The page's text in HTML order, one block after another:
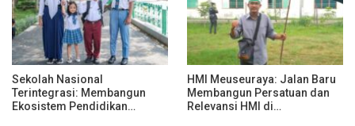
Sekolah Nasional
Terintegrasi: Membangun
Ekosistem Pendidikan…
HMI Meuseuraya: Jalan Baru
Membangun Persatuan dan
Relevansi HMI di…